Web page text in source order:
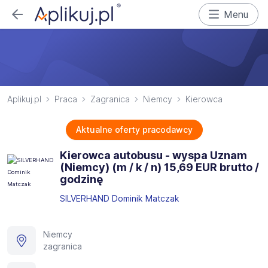
Menu
Aplikuj.pl Praca Zagranica Niemcy Kierowca
Aktualne oferty pracodawcy
Kierowca autobusu - wyspa Uznam
(Niemcy) (m / k / n) 15,69 EUR brutto /
godzinę
SILVERHAND Dominik Matczak
Niemcy
zagranica